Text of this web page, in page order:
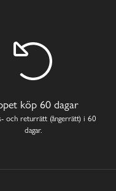
köp 60 dagar
och returrätt (ångerrätt) i 60
dagar.